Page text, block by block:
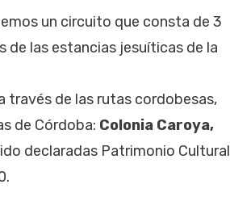
un circuito que consta de 3
de las estancias jesuíticas de la
través de las rutas cordobesas,
de Córdoba: Colonia Caroya,
declaradas Patrimonio Cultural